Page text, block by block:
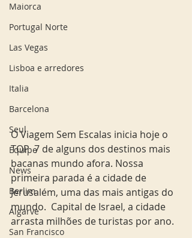
Maiorca
Portugal Norte
Las Vegas
Lisboa e arredores
Italia
Barcelona
Seul
Equipe
News
Berlim
Algarve
San Francisco
O Viagem Sem Escalas inicia hoje o
TOP  7 de alguns dos destinos mais
bacanas mundo afora. Nossa
primeira parada é a cidade de
Jerusalém, uma das mais antigas do
mundo.  Capital de Israel, a cidade
arrasta milhões de turistas por ano.